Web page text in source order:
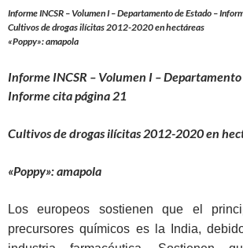
Informe INCSR – Volumen I – Departamento de Estado –
Cultivos de drogas ilícitas 2012-2020 en hectáreas
«Poppy»: amapola
Informe INCSR – Volumen I – Departamento
Informe cita página 21
Cultivos de drogas ilícitas 2012-2020 en
«Poppy»: amapola
Los europeos sostienen que el
precursores químicos es la India,